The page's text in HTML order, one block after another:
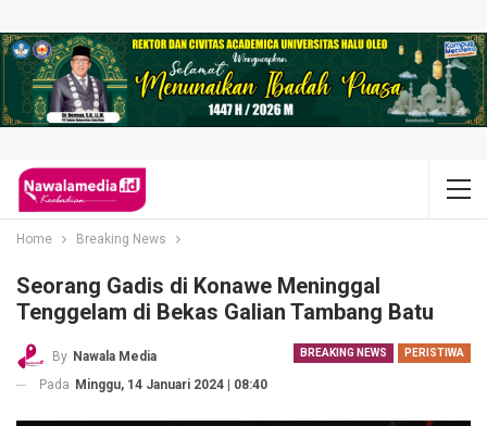
Home Breaking News
Seorang Gadis di Konawe Meninggal
Tenggelam di Bekas Galian Tambang Batu
BREAKING NEWS PERISTIWA
By Nawala Media
Pada Minggu, 14 Januari 2024 | 08:40